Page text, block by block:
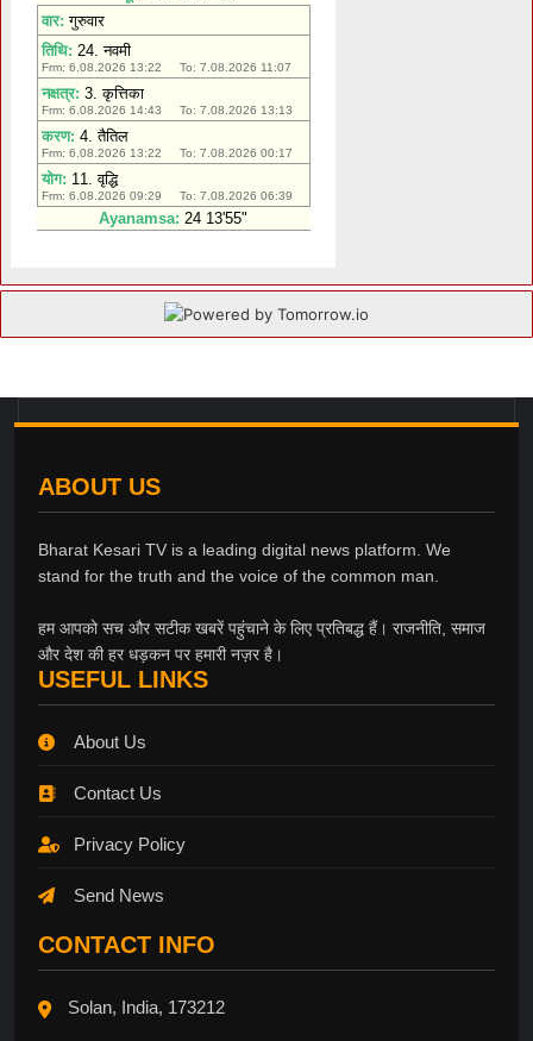
ABOUT US
Bharat Kesari TV is a leading digital news platform. We
stand for the truth and the voice of the common man.
हम आपको सच और सटीक खबरें पहुंचाने के लिए प्रतिबद्ध हैं। राजनीति, समाज
और देश की हर धड़कन पर हमारी नज़र है।
USEFUL LINKS
About Us
Contact Us
Privacy Policy
Send News
CONTACT INFO
Solan, India, 173212